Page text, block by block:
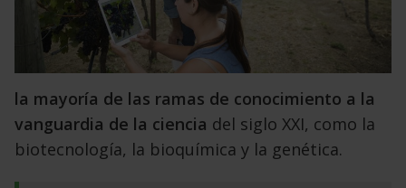
la mayoría de las ramas de conocimiento a la
vanguardia de la ciencia del siglo XXI, como la
biotecnología, la bioquímica y la genética.